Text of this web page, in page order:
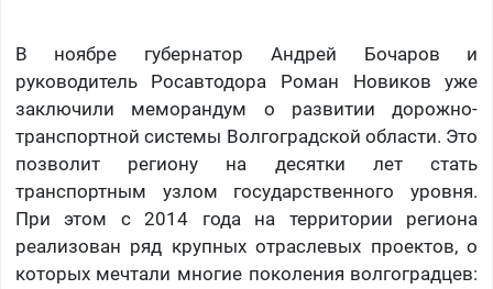
В ноябре губернатор Андрей Бочаров и
руководитель Росавтодора Роман Новиков уже
заключили меморандум о развитии дорожно-
транспортной системы Волгоградской области. Это
позволит региону на десятки лет стать
транспортным узлом государственного уровня.
При этом с 2014 года на территории региона
реализован ряд крупных отраслевых проектов, о
которых мечтали многие поколения волгоградцев: